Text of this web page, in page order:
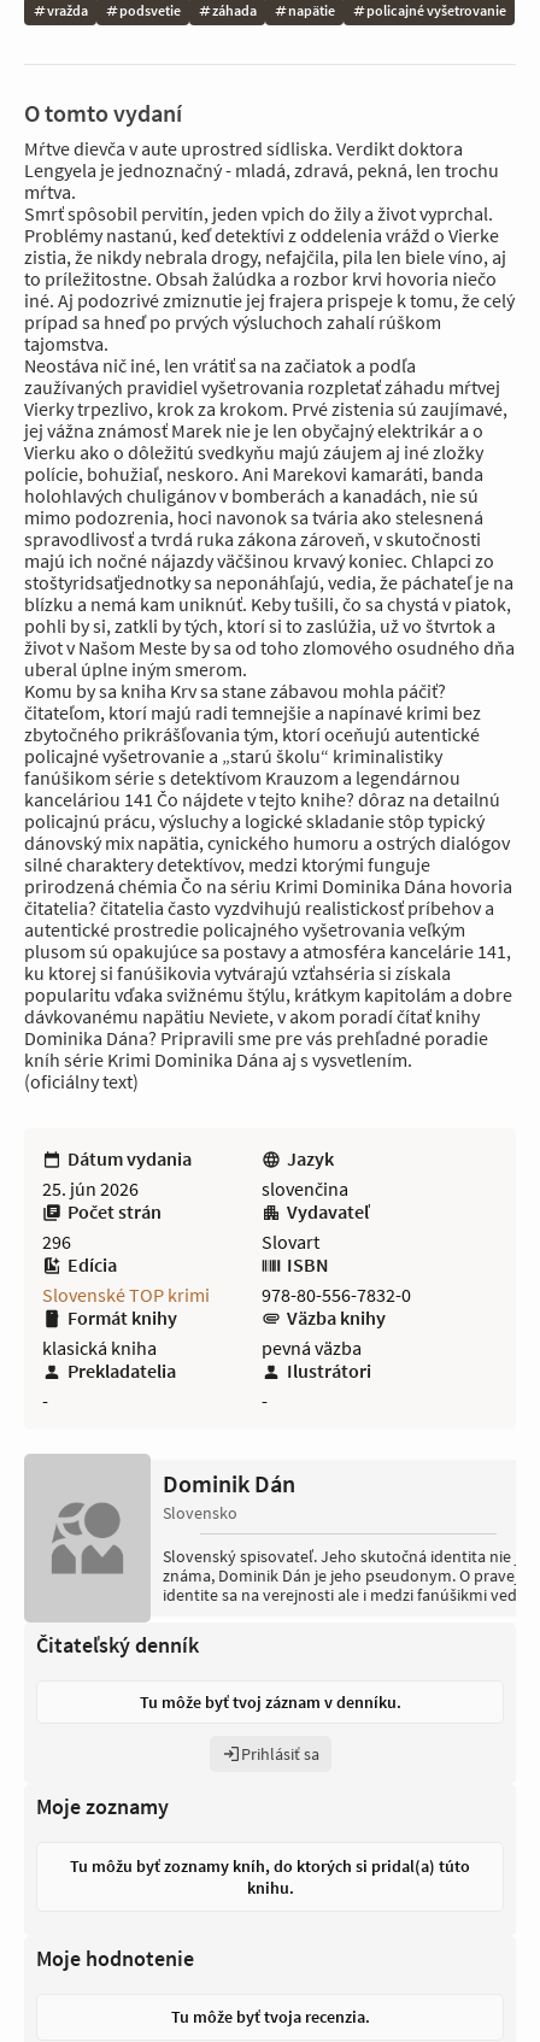
vražda podsvetie záhada napätie policajné vyšetrovanie
O tomto vydaní
Mŕtve dievča v aute uprostred sídliska. Verdikt doktora
Lengyela je jednoznačný - mladá, zdravá, pekná, len trochu
mŕtva.
Smrť spôsobil pervitín, jeden vpich do žily a život vyprchal.
Problémy nastanú, keď detektívi z oddelenia vrážd o Vierke
zistia, že nikdy nebrala drogy, nefajčila, pila len biele víno, aj
to príležitostne. Obsah žalúdka a rozbor krvi hovoria niečo
iné. Aj podozrivé zmiznutie jej frajera prispeje k tomu, že celý
prípad sa hneď po prvých výsluchoch zahalí rúškom
tajomstva.
Neostáva nič iné, len vrátiť sa na začiatok a podľa
zaužívaných pravidiel vyšetrovania rozpletať záhadu mŕtvej
Vierky trpezlivo, krok za krokom. Prvé zistenia sú zaujímavé,
jej vážna známosť Marek nie je len obyčajný elektrikár a o
Vierku ako o dôležitú svedkyňu majú záujem aj iné zložky
polície, bohužiaľ, neskoro. Ani Marekovi kamaráti, banda
holohlavých chuligánov v bomberách a kanadách, nie sú
mimo podozrenia, hoci navonok sa tvária ako stelesnená
spravodlivosť a tvrdá ruka zákona zároveň, v skutočnosti
majú ich nočné nájazdy väčšinou krvavý koniec. Chlapci zo
stoštyridsaťjednotky sa neponáhľajú, vedia, že páchateľ je na
blízku a nemá kam uniknúť. Keby tušili, čo sa chystá v piatok,
pohli by si, zatkli by tých, ktorí si to zaslúžia, už vo štvrtok a
život v Našom Meste by sa od toho zlomového osudného dňa
uberal úplne iným smerom.
Komu by sa kniha Krv sa stane zábavou mohla páčiť?
čitateľom, ktorí majú radi temnejšie a napínavé krimi bez
zbytočného prikrášľovania tým, ktorí oceňujú autentické
policajné vyšetrovanie a „starú školu“ kriminalistiky
fanúšikom série s detektívom Krauzom a legendárnou
kanceláriou 141 Čo nájdete v tejto knihe? dôraz na detailnú
policajnú prácu, výsluchy a logické skladanie stôp typický
dánovský mix napätia, cynického humoru a ostrých dialógov
silné charaktery detektívov, medzi ktorými funguje
prirodzená chémia Čo na sériu Krimi Dominika Dána hovoria
čitatelia? čitatelia často vyzdvihujú realistickosť príbehov a
autentické prostredie policajného vyšetrovania veľkým
plusom sú opakujúce sa postavy a atmosféra kancelárie 141,
ku ktorej si fanúšikovia vytvárajú vzťahséria si získala
popularitu vďaka svižnému štýlu, krátkym kapitolám a dobre
dávkovanému napätiu Neviete, v akom poradí čítať knihy
Dominika Dána? Pripravili sme pre vás prehľadné poradie
kníh série Krimi Dominika Dána aj s vysvetlením.
(oficiálny text)
Dátum vydania
25. jún 2026
Jazyk
slovenčina
Počet strán
296
Vydavateľ
Slovart
Edícia
Slovenské TOP krimi
ISBN
978-80-556-7832-0
Formát knihy
klasická kniha
Väzba knihy
pevná väzba
Prekladatelia
-
Ilustrátori
-
Dominik Dán
Slovensko
Slovenský spisovateľ. Jeho skutočná identita nie je
známa, Dominik Dán je jeho pseudonym. O pravej
identite sa na verejnosti ale i medzi fanúšikmi vedú
zaujímať o úspešného autora. Taktiež sa objavujú
konšpirácie, že pseudonym je len značkou
s verejnosťou cez rozhovory v elektronických
médiách, v ktorých potvrdil, že je z radov
jeho facebookovej stránke z pomedzi slovenských
autorov. Okrem najbližších spolupracovníkov a
Svoju identitu si stráži aj z profesionálneho
je aj rok narodenia, ktorý sa uvádza na prebale jeho
kníh. (Wikipédia)
Čitateľský denník
Tu môže byť tvoj záznam v denníku.
Prihlásiť sa
Moje zoznamy
Tu môžu byť zoznamy kníh, do ktorých si pridal(a) túto
knihu.
Moje hodnotenie
Tu môže byť tvoja recenzia.